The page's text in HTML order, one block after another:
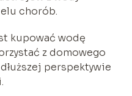
chorób.
kupować wodę
z domowego
perspektywie